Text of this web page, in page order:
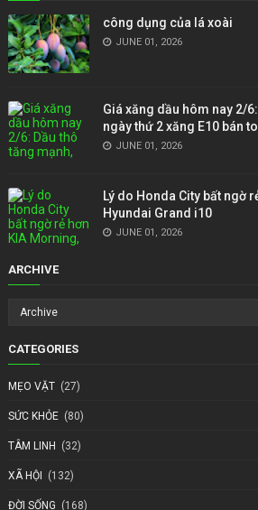
công dụng của lá xoài
JUNE 01, 2026
Giá xăng dầu hôm nay 2/
ngày thứ 2 xăng E10 bán
JUNE 01, 2026
Lý do Honda City bất ngờ
Hyundai Grand i10
JUNE 01, 2026
ARCHIVE
CATEGORIES
MẸO VẶT (27)
SỨC KHỎE (80)
TÂM LINH (32)
XÃ HỘI (132)
ĐỜI SỐNG (168)